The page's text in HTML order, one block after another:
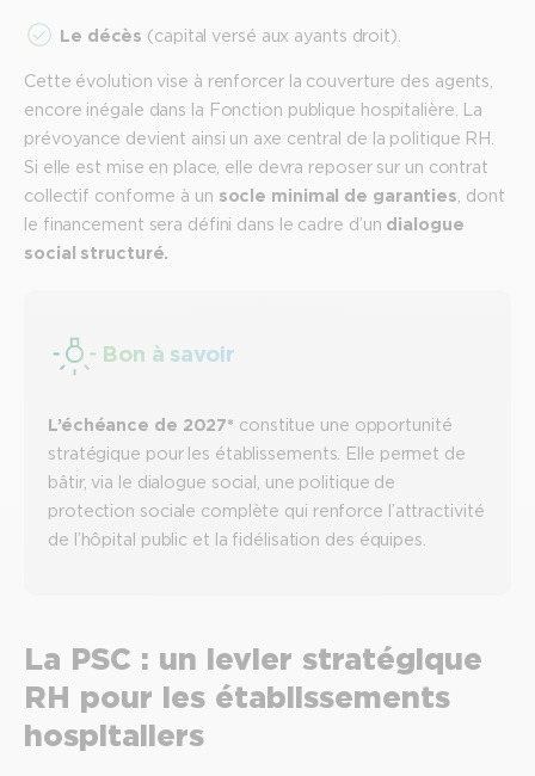
Le décès (capital versé aux ayants droit).
Cette évolution vise à renforcer la couverture des agents,
encore inégale dans la Fonction publique hospitalière. La
prévoyance devient ainsi un axe central de la politique RH.
Si elle est mise en place, elle devra reposer sur un contrat
collectif conforme à un socle minimal de garanties , dont
le financement sera défini dans le cadre d’un dialogue
social structuré.
Bon à savoir
L’échéance de 2027* constitue une opportunité
stratégique pour les établissements. Elle permet de
bâtir, via le dialogue social, une politique de
protection sociale complète qui renforce l’attractivité
de l’hôpital public et la fidélisation des équipes.
La PSC : un levier stratégique
RH pour les établissements
hospitaliers